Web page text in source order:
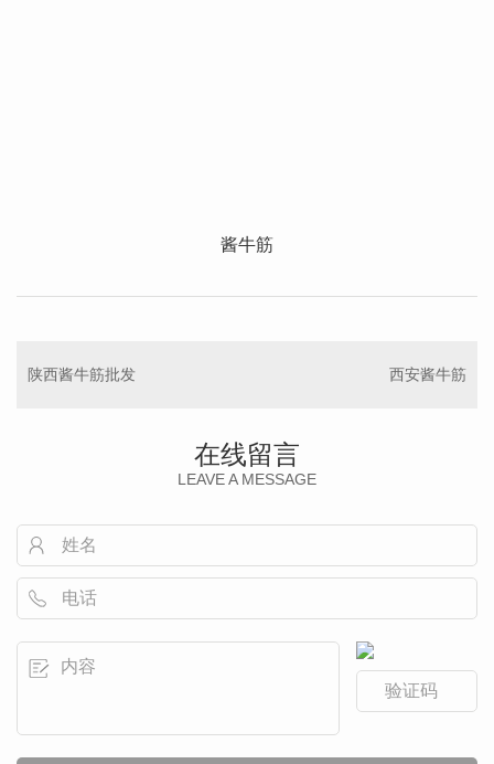
酱牛筋
陕西酱牛筋批发 西安酱牛筋
在线留言
LEAVE A MESSAGE